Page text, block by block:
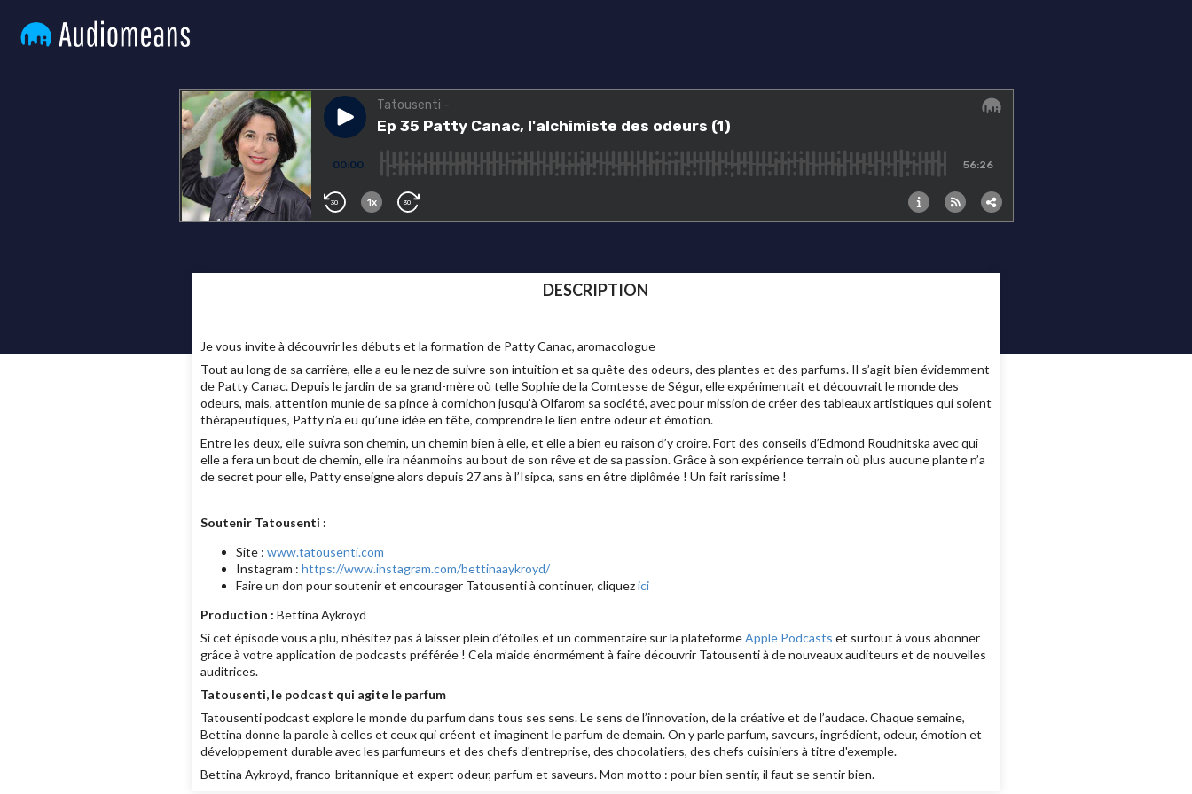
DESCRIPTION
Je vous invite à découvrir les débuts et la formation de Patty Canac, aromacologue
Tout au long de sa carrière, elle a eu le nez de suivre son intuition et sa quête des odeurs, des plantes et des parfums. Il s’agit bien évidemment
de Patty Canac. Depuis le jardin de sa grand-mère où telle Sophie de la Comtesse de Ségur, elle expérimentait et découvrait le monde des
odeurs, mais, attention munie de sa pince à cornichon jusqu’à Olfarom sa société, avec pour mission de créer des tableaux artistiques qui soient
thérapeutiques, Patty n’a eu qu’une idée en tête, comprendre le lien entre odeur et émotion.
Entre les deux, elle suivra son chemin, un chemin bien à elle, et elle a bien eu raison d’y croire. Fort des conseils d’Edmond Roudnitska avec qui
elle a fera un bout de chemin, elle ira néanmoins au bout de son rêve et de sa passion. Grâce à son expérience terrain où plus aucune plante n’a
de secret pour elle, Patty enseigne alors depuis 27 ans à l’Isipca, sans en être diplômée ! Un fait rarissime !
Soutenir Tatousenti :
Site : www.tatousenti.com
Instagram : https://www.instagram.com/bettinaaykroyd/
Faire un don pour soutenir et encourager Tatousenti à continuer, cliquezici
Production : Bettina Aykroyd
Si cet épisode vous a plu, n’hésitez pas à laisser plein d’étoiles et un commentaire sur la plateformeApple Podcasts et surtout à vous abonner
grâce à votre application de podcasts préférée ! Cela m’aide énormément à faire découvrir Tatousenti à de nouveaux auditeurs et de nouvelles
auditrices.
Tatousenti, le podcast qui agite le parfum
Tatousenti podcast explore le monde du parfum dans tous ses sens. Le sens de l’innovation, de la créative et de l’audace. Chaque semaine,
Bettina donne la parole à celles et ceux qui créent et imaginent le parfum de demain. On y parle parfum, saveurs, ingrédient, odeur, émotion et
développement durable avec les parfumeurs et des chefs d'entreprise, des chocolatiers, des chefs cuisiniers à titre d'exemple.
Bettina Aykroyd, franco-britannique et expert odeur, parfum et saveurs. Mon motto : pour bien sentir, il faut se sentir bien.